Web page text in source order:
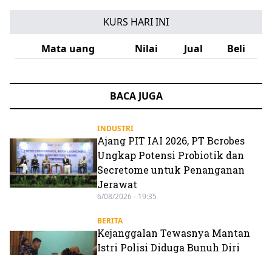
KURS HARI INI
Mata uang
Nilai Jual Beli
BACA JUGA
INDUSTRI
Ajang PIT IAI 2026, PT Bcrobes
Ungkap Potensi Probiotik dan
Secretome untuk Penanganan
Jerawat
6/08/2026 - 19:35
BERITA
Kejanggalan Tewasnya Mantan
Istri Polisi Diduga Bunuh Diri